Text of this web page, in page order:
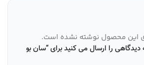
این محصول نوشته نشده است.
دیدگاهی را ارسال می کنید برای “سان بو